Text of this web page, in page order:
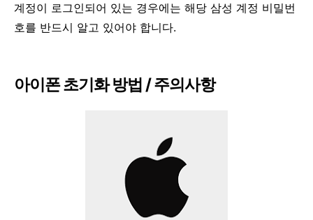
계정이 로그인되어 있는 경우에는 해당 삼성 계정 비밀번
호를 반드시 알고 있어야 합니다.
아이폰 초기화 방법 / 주의사항